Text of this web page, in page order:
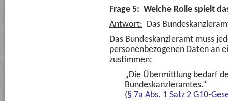
Frage 5: Welche Rolle spielt
Antwort: Das
Das Bundeskanzleramt muss
personenbezogenen Daten an
zustimmen:
„Die Übermittlung bedarf
Bundeskanzleramtes.“
(§ 7a Abs. 1 Satz 2 G10-